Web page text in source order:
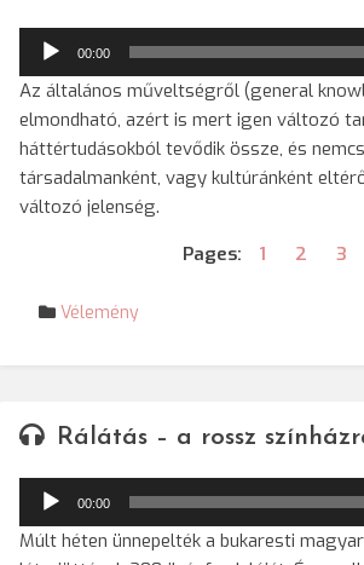
Audió
lejátszó
00:00
Az általános műveltségről (general
elmondható, azért is mert igen változó
háttértudásokból tevődik össze, és
társadalmanként, vagy kultúránként
változó jelenség.
Pages:
1 2 3
Vélemény
Rálátás – a rossz
Audió
lejátszó
00:00
Múlt héten ünnepelték a bukaresti